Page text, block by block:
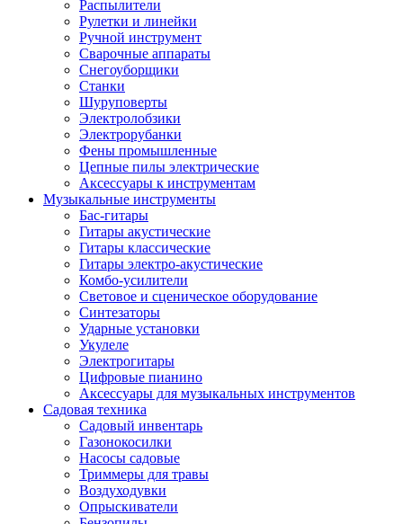
Распылители
Рулетки и линейки
Ручной инструмент
Сварочные аппараты
Снегоуборщики
Станки
Шуруповерты
Электролобзики
Электрорубанки
Фены промышленные
Цепные пилы электрические
Аксессуары к инструментам
Музыкальные инструменты
Бас-гитары
Гитары акустические
Гитары классические
Гитары электро-акустические
Комбо-усилители
Световое и сценическое оборудование
Синтезаторы
Ударные установки
Укулеле
Электрогитары
Цифровые пианино
Аксессуары для музыкальных инструментов
Садовая техника
Садовый инвентарь
Газонокосилки
Насосы садовые
Триммеры для травы
Воздуходувки
Опрыскиватели